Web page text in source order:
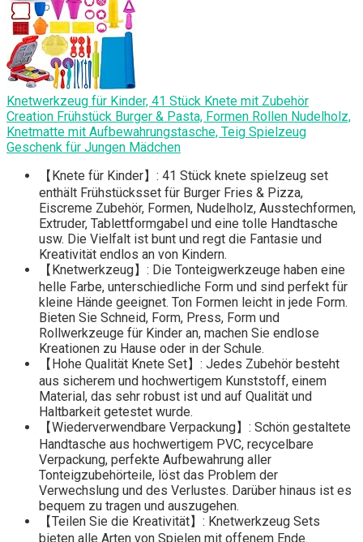
Knetwerkzeug für Kinder, 41 Stück Knete mit Zubehör
Creation Frühstück Burger & Pasta, Formen Rollen Nudelholz,
Knetmatte mit Aufbewahrungstasche, Teig Spielzeug
Geschenk für Jungen Mädchen
【Knete für Kinder】: 41 Stück knete spielzeug set
enthält Frühstücksset für Burger Fries & Pizza,
Eiscreme Zubehör, Formen, Nudelholz, Ausstechformen,
Extruder, Tablettformgabel und eine tolle Handtasche
usw. Die Vielfalt ist bunt und regt die Fantasie und
Kreativität endlos an von Kindern.
【Knetwerkzeug】: Die Tonteigwerkzeuge haben eine
helle Farbe, unterschiedliche Form und sind perfekt für
kleine Hände geeignet. Ton Formen leicht in jede Form.
Bieten Sie Schneid, Form, Press, Form und
Rollwerkzeuge für Kinder an, machen Sie endlose
Kreationen zu Hause oder in der Schule.
【Hohe Qualität Knete Set】: Jedes Zubehör besteht
aus sicherem und hochwertigem Kunststoff, einem
Material, das sehr robust ist und auf Qualität und
Haltbarkeit getestet wurde.
【Wiederverwendbare Verpackung】: Schön gestaltete
Handtasche aus hochwertigem PVC, recycelbare
Verpackung, perfekte Aufbewahrung aller
Tonteigzubehörteile, löst das Problem der
Verwechslung und des Verlustes. Darüber hinaus ist es
bequem zu tragen und auszugehen.
【Teilen Sie die Kreativität】: Knetwerkzeug Sets
bieten alle Arten von Spielen mit offenem Ende.